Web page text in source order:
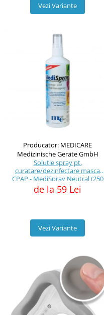
Vezi Variante
Producator: MEDICARE
Medizinische Geräte GmbH
Solutie spray pt.
curatare/dezinfectare masca
CPAP - MediSpray Neutral (250
ml)
de la 59 Lei
Vezi Variante